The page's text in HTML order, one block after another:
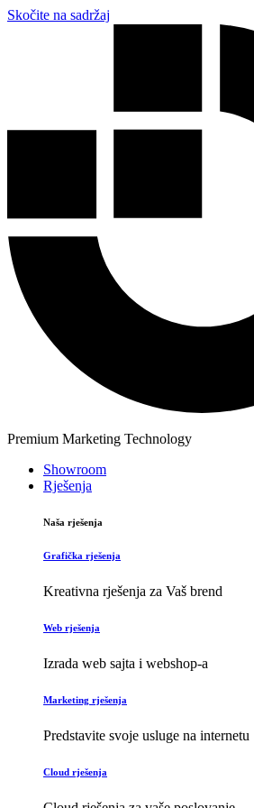
Skočite na sadržaj
Premium Marketing Technology
Showroom
Rješenja
Naša rješenja
Grafička rješenja
Kreativna rješenja za Vaš brend
Web rješenja
Izrada web sajta i webshop-a
Marketing rješenja
Predstavite svoje usluge na internetu
Cloud rješenja